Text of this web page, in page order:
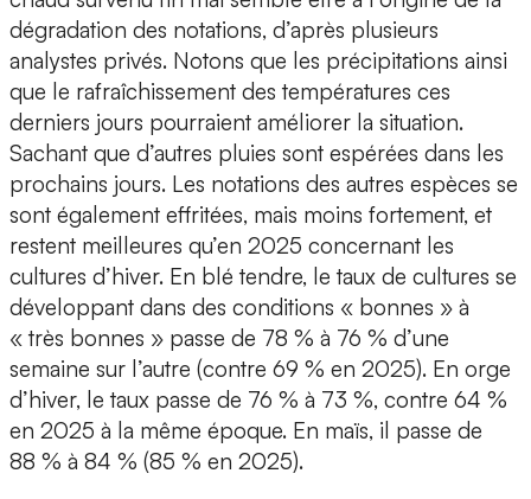
dégradation des notations, d’après plusieurs
analystes privés. Notons que les précipitations ainsi
que le rafraîchissement des températures ces
derniers jours pourraient améliorer la situation.
Sachant que d’autres pluies sont espérées dans les
prochains jours. Les notations des autres espèces se
sont également effritées, mais moins fortement, et
restent meilleures qu’en 2025 concernant les
cultures d’hiver. En blé tendre, le taux de cultures se
développant dans des conditions « bonnes » à
« très bonnes » passe de 78 % à 76 % d’une
semaine sur l’autre (contre 69 % en 2025). En orge
d’hiver, le taux passe de 76 % à 73 %, contre 64 %
en 2025 à la même époque. En maïs, il passe de
88 % à 84 % (85 % en 2025).